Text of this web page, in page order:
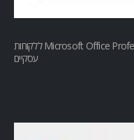
מיקרוסופט אופיס פרו Microsoft Office Professional 2019 / 2019 ללקוחות
עסקיים